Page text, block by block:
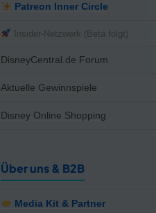
Patreon Inner Circle
Insider-Netzwerk (Beta folgt)
DisneyCentral.de Forum
Aktuelle Gewinnspiele
Disney Online Shopping
Über uns & B2B
Media Kit & Partner